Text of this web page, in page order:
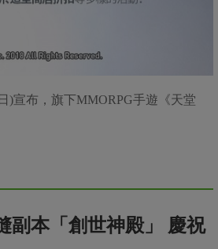
)宣布，旗下MMORPG手遊《天堂
副本「創世神殿」 慶祝